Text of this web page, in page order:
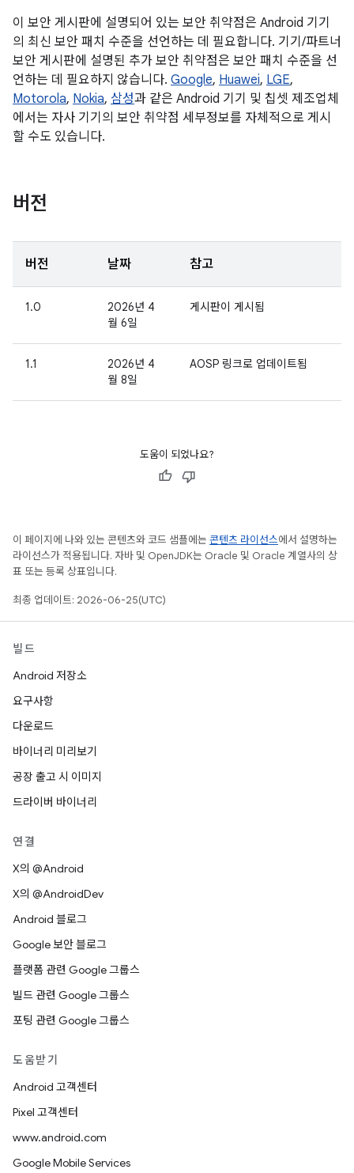
이 보안 게시판에 설명되어 있는 보안 취약점은 Android 기기
의 최신 보안 패치 수준을 선언하는 데 필요합니다. 기기/파트너
보안 게시판에 설명된 추가 보안 취약점은 보안 패치 수준을 선
언하는 데 필요하지 않습니다. Google, Huawei, LGE,
Motorola, Nokia, 삼성과 같은 Android 기기 및 칩셋 제조업체
에서는 자사 기기의 보안 취약점 세부정보를 자체적으로 게시
할 수도 있습니다.
버전
버전 날짜 참고
1.0
2026년 4
월 6일
게시판이 게시됨
1.1
2026년 4
월 8일
AOSP 링크로 업데이트됨
도움이 되었나요?
이 페이지에 나와 있는 콘텐츠와 코드 샘플에는 콘텐츠 라이선스에서 설명하는
라이선스가 적용됩니다. 자바 및 OpenJDK는 Oracle 및 Oracle 계열사의 상
표 또는 등록 상표입니다.
최종 업데이트: 2026-06-25(UTC)
빌드
Android 저장소
요구사항
다운로드
바이너리 미리보기
공장 출고 시 이미지
드라이버 바이너리
연결
X의 @Android
X의 @AndroidDev
Android 블로그
Google 보안 블로그
플랫폼 관련 Google 그룹스
빌드 관련 Google 그룹스
포팅 관련 Google 그룹스
도움받기
Android 고객센터
Pixel 고객센터
www.android.com
Google Mobile Services